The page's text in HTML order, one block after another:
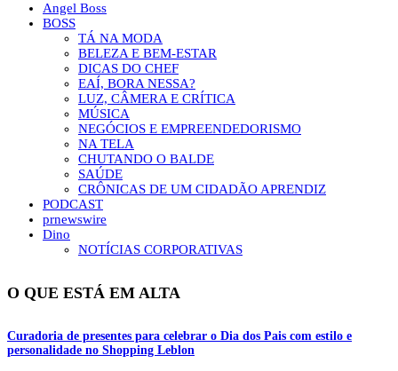
Angel Boss
BOSS
TÁ NA MODA
BELEZA E BEM-ESTAR
DICAS DO CHEF
EAÍ, BORA NESSA?
LUZ, CÂMERA E CRÍTICA
MÚSICA
NEGÓCIOS E EMPREENDEDORISMO
NA TELA
CHUTANDO O BALDE
SAÚDE
CRÔNICAS DE UM CIDADÃO APRENDIZ
PODCAST
prnewswire
Dino
NOTÍCIAS CORPORATIVAS
O QUE ESTÁ EM ALTA
Curadoria de presentes para celebrar o Dia dos Pais com estilo e
personalidade no Shopping Leblon